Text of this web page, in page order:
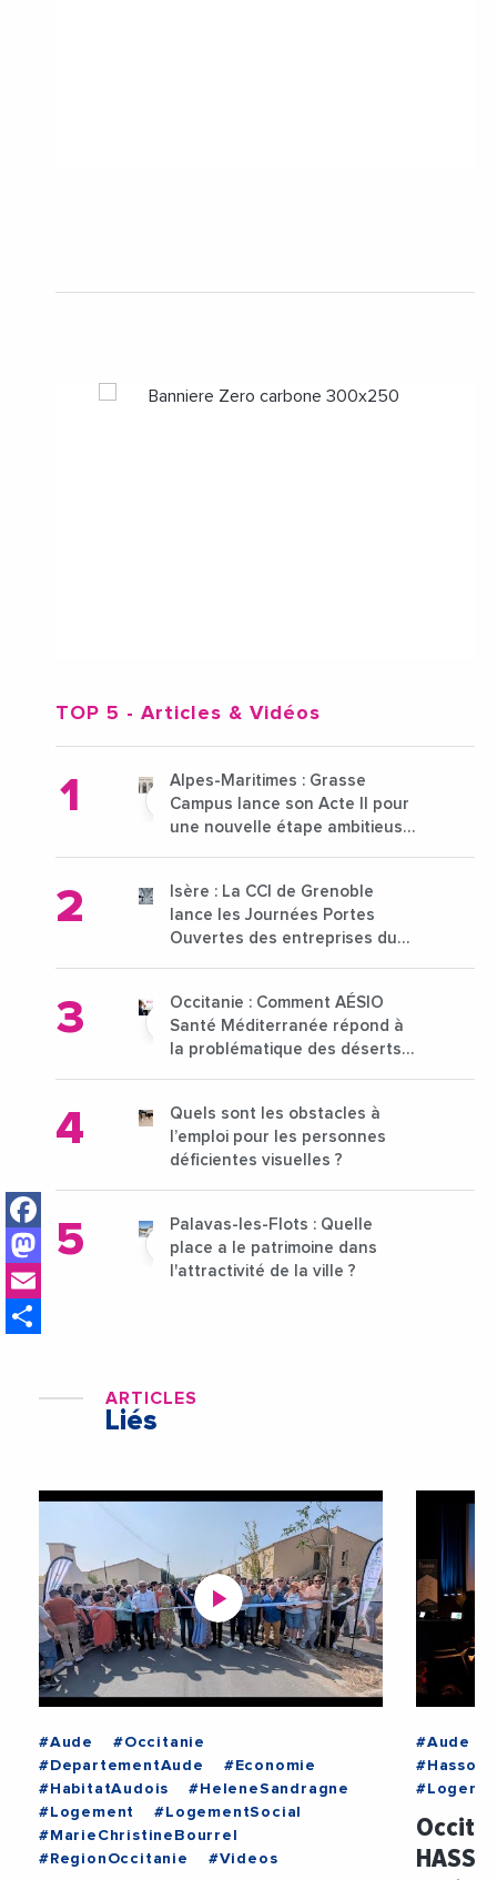
Facebook
Mastodon
TOP 5 - Articles & Vidéos
Alpes-Maritimes : Grasse
Campus lance son Acte II pour
une nouvelle étape ambitieuse
Isère : La CCI de Grenoble
lance les Journées Portes
Ouvertes des entreprises du
Occitanie : Comment AÉSIO
Santé Méditerranée répond à
la problématique des déserts
Quels sont les obstacles à
l’emploi pour les personnes
déficientes visuelles ?
Palavas-les-Flots : Quelle
place a le patrimoine dans
l'attractivité de la ville ?
ARTICLES
Liés
#Aude
#Occitanie
#DepartementAude
#Economie
#HabitatAudois
#HeleneSandragne
#Logement
#LogementSocial
#MarieChristineBourrel
#RegionOccitanie
#Videos
#Aude
#Hasso